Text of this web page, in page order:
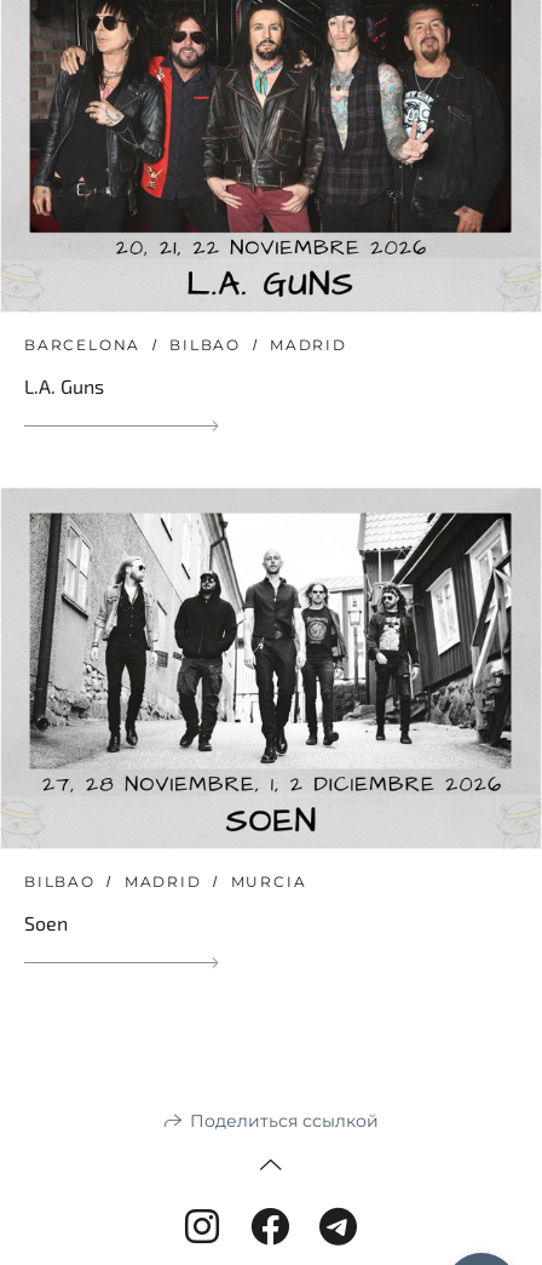
BARCELONA BILBAO MADRID
L.A. Guns
BILBAO MADRID MURCIA
Soen
Поделиться ссылкой